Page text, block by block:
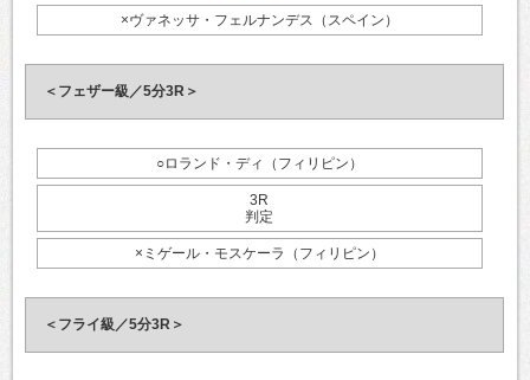
×ヴァネッサ・フェルナンデス（スペイン）
＜フェザー級／5分3R＞
○ロランド・ディ（フィリピン）
3R
判定
×ミゲール・モスケーラ（フィリピン）
＜フライ級／5分3R＞